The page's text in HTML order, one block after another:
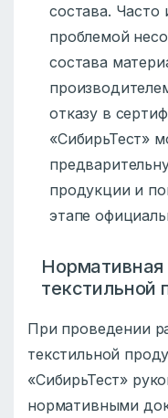
состава. Часто
проблемой
состава
отказу в
«СибирьТест»
продукции и
этапе
Нормативная
текстильной
При проведении
текстильной
«СибирьТест»
нормативными